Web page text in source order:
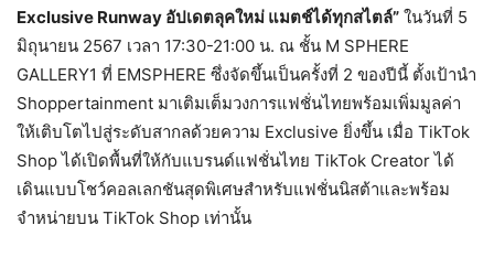
Exclusive Runway อัปเดตลุคใหม่ แมตช์ได้ทุกสไตล์” ในวันที่ 5
มิถุนายน 2567 เวลา 17:30-21:00 น. ณ ชั้น M SPHERE
GALLERY1 ที่ EMSPHERE ซึ่งจัดขึ้นเป็นครั้งที่ 2 ของปีนี้ ตั้งเป้านำ
Shoppertainment มาเติมเต็มวงการแฟชั่นไทยพร้อมเพิ่มมูลค่า
ให้เติบโตไปสู่ระดับสากลด้วยความ Exclusive ยิ่งขึ้น เมื่อ TikTok
Shopได้เปิดพื้นที่ให้กับแบรนด์แฟชั่นไทย TikTok Creatorได้
เดินแบบโชว์คอลเลกชันสุดพิเศษสำหรับแฟชั่นนิสต้าและพร้อม
จำหน่ายบน TikTok Shop เท่านั้น